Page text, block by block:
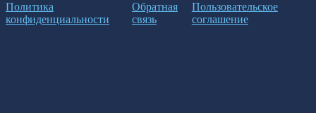
Политика
конфиденциальности
Обратная
связь
Пользовательское
соглашение